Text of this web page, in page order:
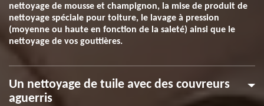
nettoyage de mousse et champignon, la mise de produit de
nettoyage spéciale pour toiture, le lavage à pression
(moyenne ou haute en fonction de la saleté) ainsi que le
nettoyage de vos gouttières.
Un nettoyage de tuile avec des couvreurs
aguerris